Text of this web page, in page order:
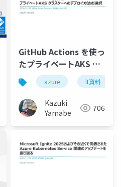
kubernetes .net
GitHub Actions を使っ
たプライベートAKS ク
ラスターへのデプロイ
方法の選択
azure lt資料
Kazuki
Yamabe
706